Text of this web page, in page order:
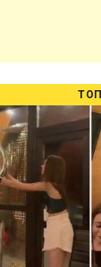
ТОП